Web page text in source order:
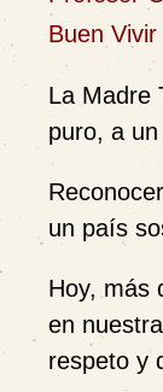
Buen
La Madre
puro, a
un país
Hoy, más
en
respeto y